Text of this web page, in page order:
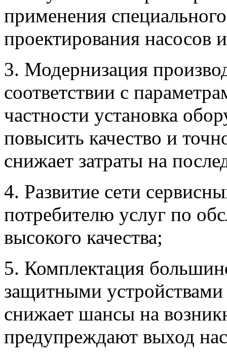
применения
проектирования насосов
3. Модернизация
соответствии с
частности установка
повысить качество и
снижает затраты на
4. Развитие сети
потребителю услуг по
высокого качества;
5. Комплектация
защитными
снижает шансы на
предупреждают выход